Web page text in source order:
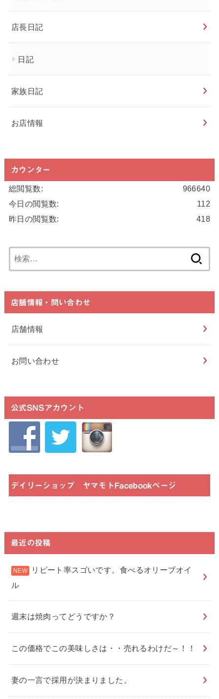
店長日記
日記
家族日記
お店情報
カウンター
966640
総閲覧数:
112
今日の閲覧数:
418
昨日の閲覧数:
索:
店舗情報・問い合わせ
店舗情報
お問い合わせ
公式SNSアカウント
デイリーショップ ヤマモトFacebookページ
最近の投稿
リピート率スゴいです。食べるオリーブオイ
ル
週末は焼肉ってどうですか？
この価格でこの美味しさは・・売れるわけだ～！！
妻の一言で採用が決まりました。